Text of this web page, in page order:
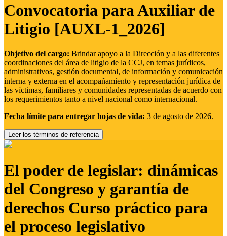
Convocatoria para Auxiliar de
Litigio [AUXL-1_2026]
Objetivo del cargo: Brindar apoyo a la Dirección y a las diferentes
coordinaciones del área de litigio de la CCJ, en temas jurídicos,
administrativos, gestión documental, de información y comunicación
interna y externa en el acompañamiento y representación jurídica de
las víctimas, familiares y comunidades representadas de acuerdo con
los requerimientos tanto a nivel nacional como internacional.
Fecha límite para entregar hojas de vida: 3 de agosto de 2026.
Leer los términos de referencia
El poder de legislar: dinámicas
del Congreso y garantía de
derechos Curso práctico para
el proceso legislativo